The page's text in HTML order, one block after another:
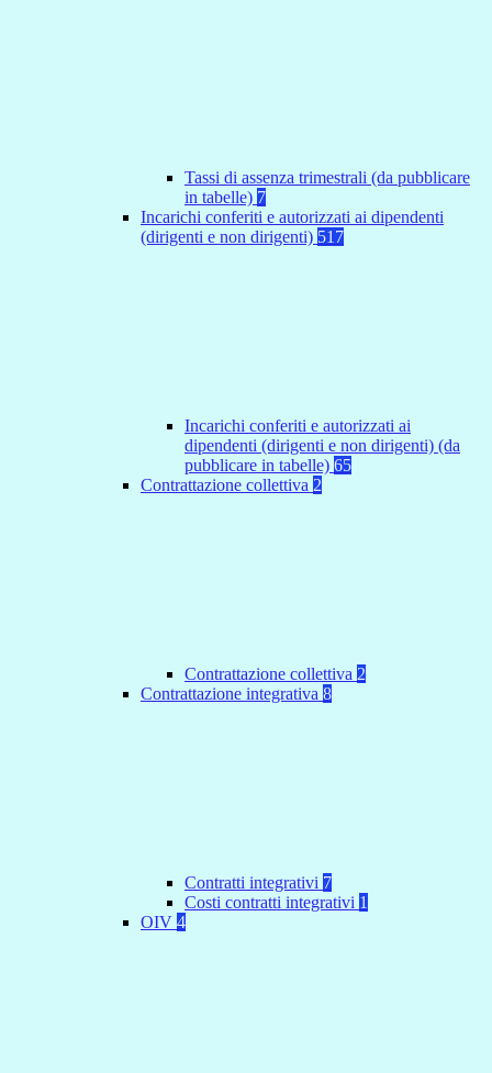
Tassi di assenza trimestrali (da pubblicare
in tabelle) 7
Incarichi conferiti e autorizzati ai dipendenti
(dirigenti e non dirigenti) 517
Incarichi conferiti e autorizzati ai
dipendenti (dirigenti e non dirigenti) (da
pubblicare in tabelle) 65
Contrattazione collettiva 2
Contrattazione collettiva 2
Contrattazione integrativa 8
Contratti integrativi 7
Costi contratti integrativi 1
OIV 4